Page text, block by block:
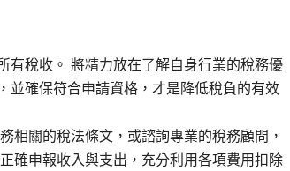
有稅收。 將精力放在了解自身行業的稅務優
並確保符合申請資格，才是降低稅負的有效
相關的稅法條文，或諮詢專業的稅務顧問，
確申報收入與支出，充分利用各項費用扣除